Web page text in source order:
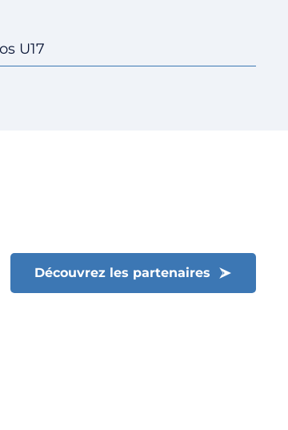
U17
Découvrez les partenaires